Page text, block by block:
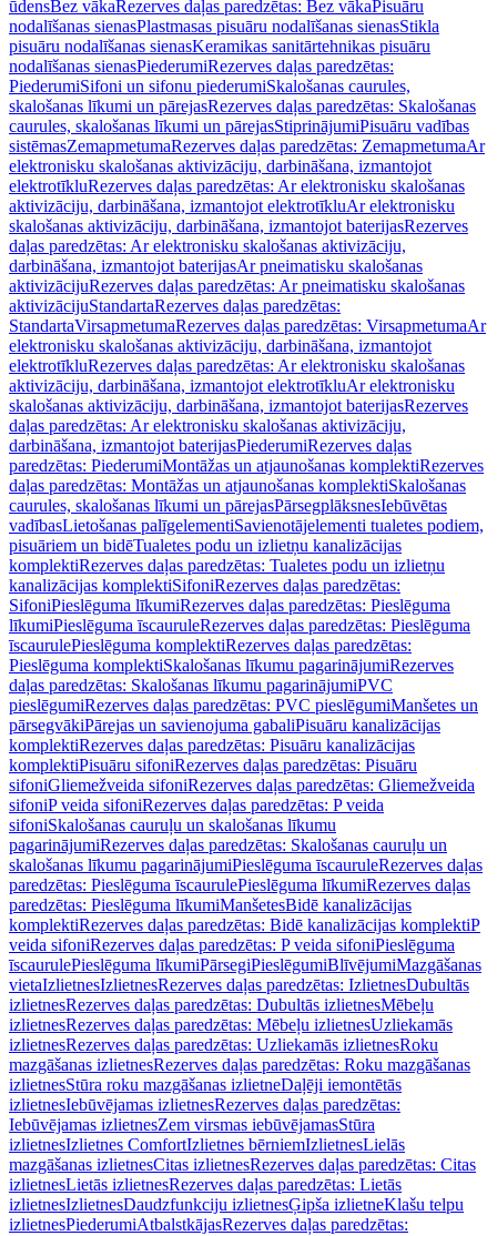
ūdensBez vākaRezerves daļas paredzētas: Bez vākaPisuāru
nodalīšanas sienasPlastmasas pisuāru nodalīšanas sienasStikla
pisuāru nodalīšanas sienasKeramikas sanitārtehnikas pisuāru
nodalīšanas sienasPiederumiRezerves daļas paredzētas:
PiederumiSifoni un sifonu piederumiSkalošanas caurules,
skalošanas līkumi un pārejasRezerves daļas paredzētas: Skalošanas
caurules, skalošanas līkumi un pārejasStiprinājumiPisuāru vadības
sistēmasZemapmetumaRezerves daļas paredzētas: ZemapmetumaAr
elektronisku skalošanas aktivizāciju, darbināšana, izmantojot
elektrotīkluRezerves daļas paredzētas: Ar elektronisku skalošanas
aktivizāciju, darbināšana, izmantojot elektrotīkluAr elektronisku
skalošanas aktivizāciju, darbināšana, izmantojot baterijasRezerves
daļas paredzētas: Ar elektronisku skalošanas aktivizāciju,
darbināšana, izmantojot baterijasAr pneimatisku skalošanas
aktivizācijuRezerves daļas paredzētas: Ar pneimatisku skalošanas
aktivizācijuStandartaRezerves daļas paredzētas:
StandartaVirsapmetumaRezerves daļas paredzētas: VirsapmetumaAr
elektronisku skalošanas aktivizāciju, darbināšana, izmantojot
elektrotīkluRezerves daļas paredzētas: Ar elektronisku skalošanas
aktivizāciju, darbināšana, izmantojot elektrotīkluAr elektronisku
skalošanas aktivizāciju, darbināšana, izmantojot baterijasRezerves
daļas paredzētas: Ar elektronisku skalošanas aktivizāciju,
darbināšana, izmantojot baterijasPiederumiRezerves daļas
paredzētas: PiederumiMontāžas un atjaunošanas komplektiRezerves
daļas paredzētas: Montāžas un atjaunošanas komplektiSkalošanas
caurules, skalošanas līkumi un pārejasPārsegplāksnesIebūvētas
vadībasLietošanas palīgelementiSavienotājelementi tualetes podiem,
pisuāriem un bidēTualetes podu un izlietņu kanalizācijas
komplektiRezerves daļas paredzētas: Tualetes podu un izlietņu
kanalizācijas komplektiSifoniRezerves daļas paredzētas:
SifoniPieslēguma līkumiRezerves daļas paredzētas: Pieslēguma
līkumiPieslēguma īscauruleRezerves daļas paredzētas: Pieslēguma
īscaurulePieslēguma komplektiRezerves daļas paredzētas:
Pieslēguma komplektiSkalošanas līkumu pagarinājumiRezerves
daļas paredzētas: Skalošanas līkumu pagarinājumiPVC
pieslēgumiRezerves daļas paredzētas: PVC pieslēgumiManšetes un
pārsegvākiPārejas un savienojuma gabaliPisuāru kanalizācijas
komplektiRezerves daļas paredzētas: Pisuāru kanalizācijas
komplektiPisuāru sifoniRezerves daļas paredzētas: Pisuāru
sifoniGliemežveida sifoniRezerves daļas paredzētas: Gliemežveida
sifoniP veida sifoniRezerves daļas paredzētas: P veida
sifoniSkalošanas cauruļu un skalošanas līkumu
pagarinājumiRezerves daļas paredzētas: Skalošanas cauruļu un
skalošanas līkumu pagarinājumiPieslēguma īscauruleRezerves daļas
paredzētas: Pieslēguma īscaurulePieslēguma līkumiRezerves daļas
paredzētas: Pieslēguma līkumiManšetesBidē kanalizācijas
komplektiRezerves daļas paredzētas: Bidē kanalizācijas komplektiP
veida sifoniRezerves daļas paredzētas: P veida sifoniPieslēguma
īscaurulePieslēguma līkumiPārsegiPieslēgumiBlīvējumiMazgāšanas
vietaIzlietnesIzlietnesRezerves daļas paredzētas: IzlietnesDubultās
izlietnesRezerves daļas paredzētas: Dubultās izlietnesMēbeļu
izlietnesRezerves daļas paredzētas: Mēbeļu izlietnesUzliekamās
izlietnesRezerves daļas paredzētas: Uzliekamās izlietnesRoku
mazgāšanas izlietnesRezerves daļas paredzētas: Roku mazgāšanas
izlietnesStūra roku mazgāšanas izlietneDaļēji iemontētās
izlietnesIebūvējamas izlietnesRezerves daļas paredzētas:
Iebūvējamas izlietnesZem virsmas iebūvējamasStūra
izlietnesIzlietnes ComfortIzlietnes bērniemIzlietnesLielās
mazgāšanas izlietnesCitas izlietnesRezerves daļas paredzētas: Citas
izlietnesLietās izlietnesRezerves daļas paredzētas: Lietās
izlietnesIzlietnesDaudzfunkciju izlietnesĢipša izlietneKlašu telpu
izlietnesPiederumiAtbalstkājasRezerves daļas paredzētas: